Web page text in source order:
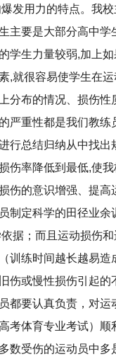
发用力的特点。我
主要是大部分高中学
学生力量较弱,加上
,就很容易使学生在
分布的情况、损伤性
严重性都是我们教练
行总结归纳从中找出
伤率降低到最低,使我
伤的意识增强、提高
制定科学的田径业余
据；而且运动损伤
训练时间越长越易造
伤或慢性损伤引起的
都要认真负责，对运
考体育专业考试）顺
数受伤的运动员中多